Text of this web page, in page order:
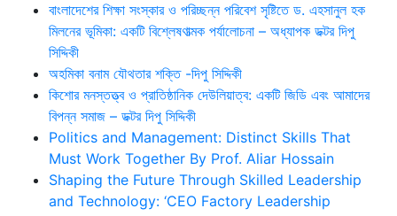
বাংলাদেশের শিক্ষা সংস্কার ও পরিচ্ছন্ন পরিবেশ সৃষ্টিতে ড. এহসানুল হক
মিলনের ভূমিকা: একটি বিশ্লেষণাত্মক পর্যালোচনা – অধ্যাপক ডক্টর দিপু
সিদ্দিকী
অহমিকা বনাম যৌথতার শক্তি -দিপু সিদ্দিকী
কিশোর মনস্তত্ত্ব ও প্রাতিষ্ঠানিক দেউলিয়াত্ব: একটি জিডি এবং আমাদের
বিপন্ন সমাজ – ডক্টর দিপু সিদ্দিকী
Politics and Management: Distinct Skills That
Must Work Together By Prof. Aliar Hossain
Shaping the Future Through Skilled Leadership
and Technology: ‘CEO Factory Leadership